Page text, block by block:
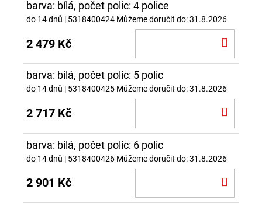
barva: bílá, počet polic: 4 police
do 14 dnů | 5318400424 Můžeme doručit do:31.8.2026
2 479 Kč
barva: bílá, počet polic: 5 polic
do 14 dnů | 5318400425 Můžeme doručit do:31.8.2026
2 717 Kč
barva: bílá, počet polic: 6 polic
do 14 dnů | 5318400426 Můžeme doručit do:31.8.2026
2 901 Kč